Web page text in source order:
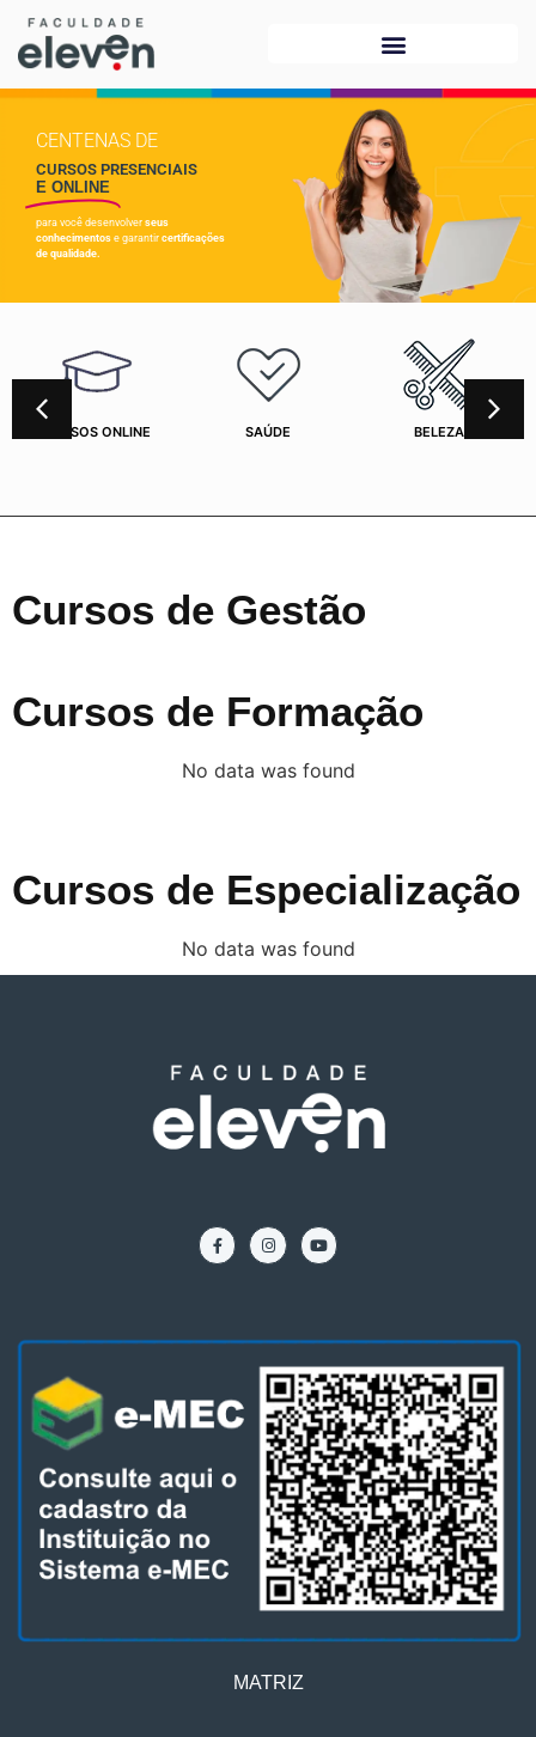
CENTENAS DE
CURSOS PRESENCIAIS
E ONLINE
para você desenvolver seus
conhecimentos e garantir certificações
de qualidade.
CURSOS ONLINE SAÚDE BELEZA
Cursos de Gestão
Cursos de Formação
No data was found
Cursos de Especialização
No data was found
MATRIZ